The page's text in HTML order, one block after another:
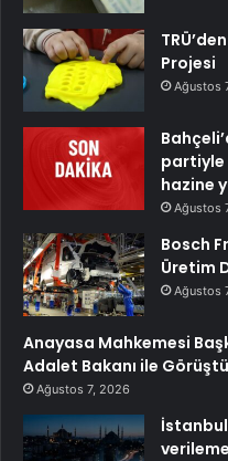
Projesi
Ağustos
partiyle
hazine
Ağustos
Bosch
Üretim
Ağustos
Anayasa Mahkemesi
Adalet Bakanı ile Görüştü
Ağustos 7, 2026